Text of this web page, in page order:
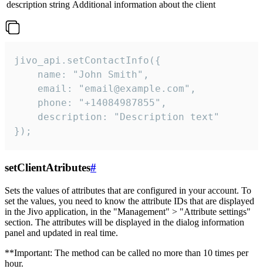
description string Additional information about the client
jivo_api.setContactInfo({
    name: "John Smith",
    email: "email@example.com",
    phone: "+14084987855",
    description: "Description text"
});
setClientAtributes#
Sets the values ​​of attributes that are configured in your account. To
set the values, you need to know the attribute IDs that are displayed
in the Jivo application, in the "Management" > "Attribute settings"
section. The attributes will be displayed in the dialog information
panel and updated in real time.
**Important: The method can be called no more than 10 times per
hour.